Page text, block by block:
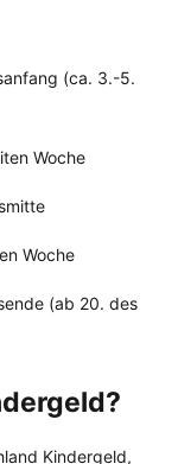
(ca. 3.-5.
Woche
Woche
(ab 20. des
Kindergeld,